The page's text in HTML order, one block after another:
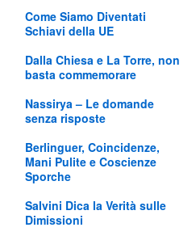
Come Siamo Diventati
Schiavi della UE
Dalla Chiesa e La Torre, non
basta commemorare
Nassirya – Le domande
senza risposte
Berlinguer, Coincidenze,
Mani Pulite e Coscienze
Sporche
Salvini Dica la Verità sulle
Dimissioni